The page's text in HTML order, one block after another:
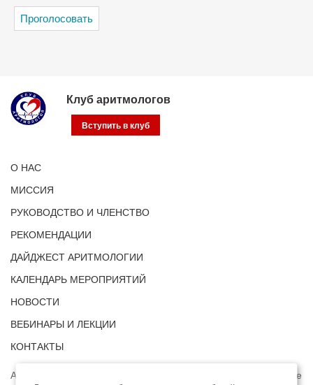
Клуб аритмологов
Вступить в клуб
О НАС
МИССИЯ
РУКОВОДСТВО И ЧЛЕНСТВО
РЕКОМЕНДАЦИИ
ДАЙДЖЕСТ АРИТМОЛОГИИ
КАЛЕНДАРЬ МЕРОПРИЯТИЙ
НОВОСТИ
ВЕБИНАРЫ И ЛЕКЦИИ
КОНТАКТЫ
Адрес: г. Москва, ул. Профсоюзная, д. 93А, этаж 4, помещение